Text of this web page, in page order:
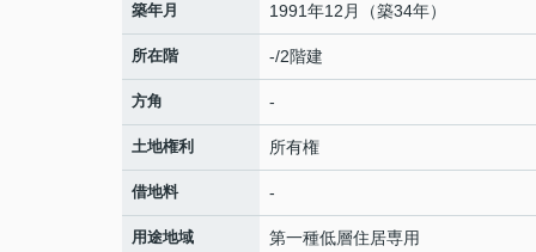
築年月 1991年12月（築34年）
所在階 -/2階建
方角 -
土地権利 所有権
借地料 -
用途地域 第一種低層住居専用